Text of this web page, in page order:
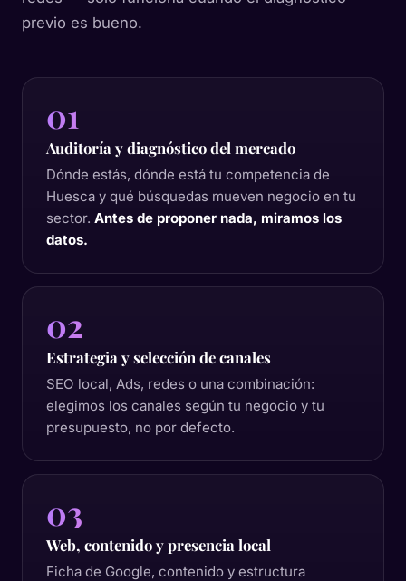
previo es bueno.
01
Auditoría y diagnóstico del mercado
Dónde estás, dónde está tu competencia de
Huesca y qué búsquedas mueven negocio en tu
sector. Antes de proponer nada, miramos los
datos.
02
Estrategia y selección de canales
SEO local, Ads, redes o una combinación:
elegimos los canales según tu negocio y tu
presupuesto, no por defecto.
03
Web, contenido y presencia local
Ficha de Google, contenido y estructura